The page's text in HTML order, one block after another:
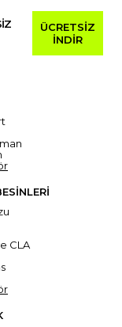
ÜCRETSİZ
İNDİR
CLA